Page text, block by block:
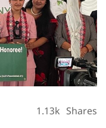
1.13k Shares